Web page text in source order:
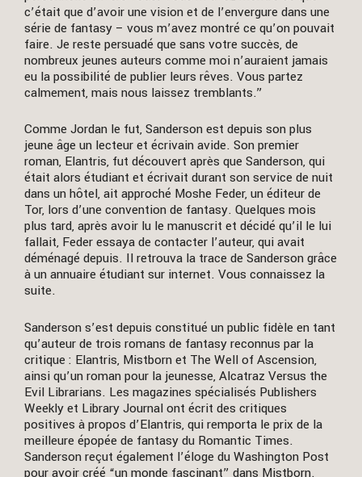
c’était que d’avoir une vision et de l’envergure dans une
série de fantasy – vous m’avez montré ce qu’on pouvait
faire. Je reste persuadé que sans votre succès, de
nombreux jeunes auteurs comme moi n’auraient jamais
eu la possibilité de publier leurs rêves. Vous partez
calmement, mais nous laissez tremblants.”
Comme Jordan le fut, Sanderson est depuis son plus
jeune âge un lecteur et écrivain avide. Son premier
roman, Elantris, fut découvert après que Sanderson, qui
était alors étudiant et écrivait durant son service de nuit
dans un hôtel, ait approché Moshe Feder, un éditeur de
Tor, lors d’une convention de fantasy. Quelques mois
plus tard, après avoir lu le manuscrit et décidé qu’il le lui
fallait, Feder essaya de contacter l’auteur, qui avait
déménagé depuis. Il retrouva la trace de Sanderson grâce
à un annuaire étudiant sur internet. Vous connaissez la
suite.
Sanderson s’est depuis constitué un public fidèle en tant
qu’auteur de trois romans de fantasy reconnus par la
critique : Elantris, Mistborn et The Well of Ascension,
ainsi qu’un roman pour la jeunesse, Alcatraz Versus the
Evil Librarians. Les magazines spécialisés Publishers
Weekly et Library Journal ont écrit des critiques
positives à propos d’Elantris, qui remporta le prix de la
meilleure épopée de fantasy du Romantic Times.
Sanderson reçut également l’éloge du Washington Post
pour avoir créé “un monde fascinant” dans Mistborn.